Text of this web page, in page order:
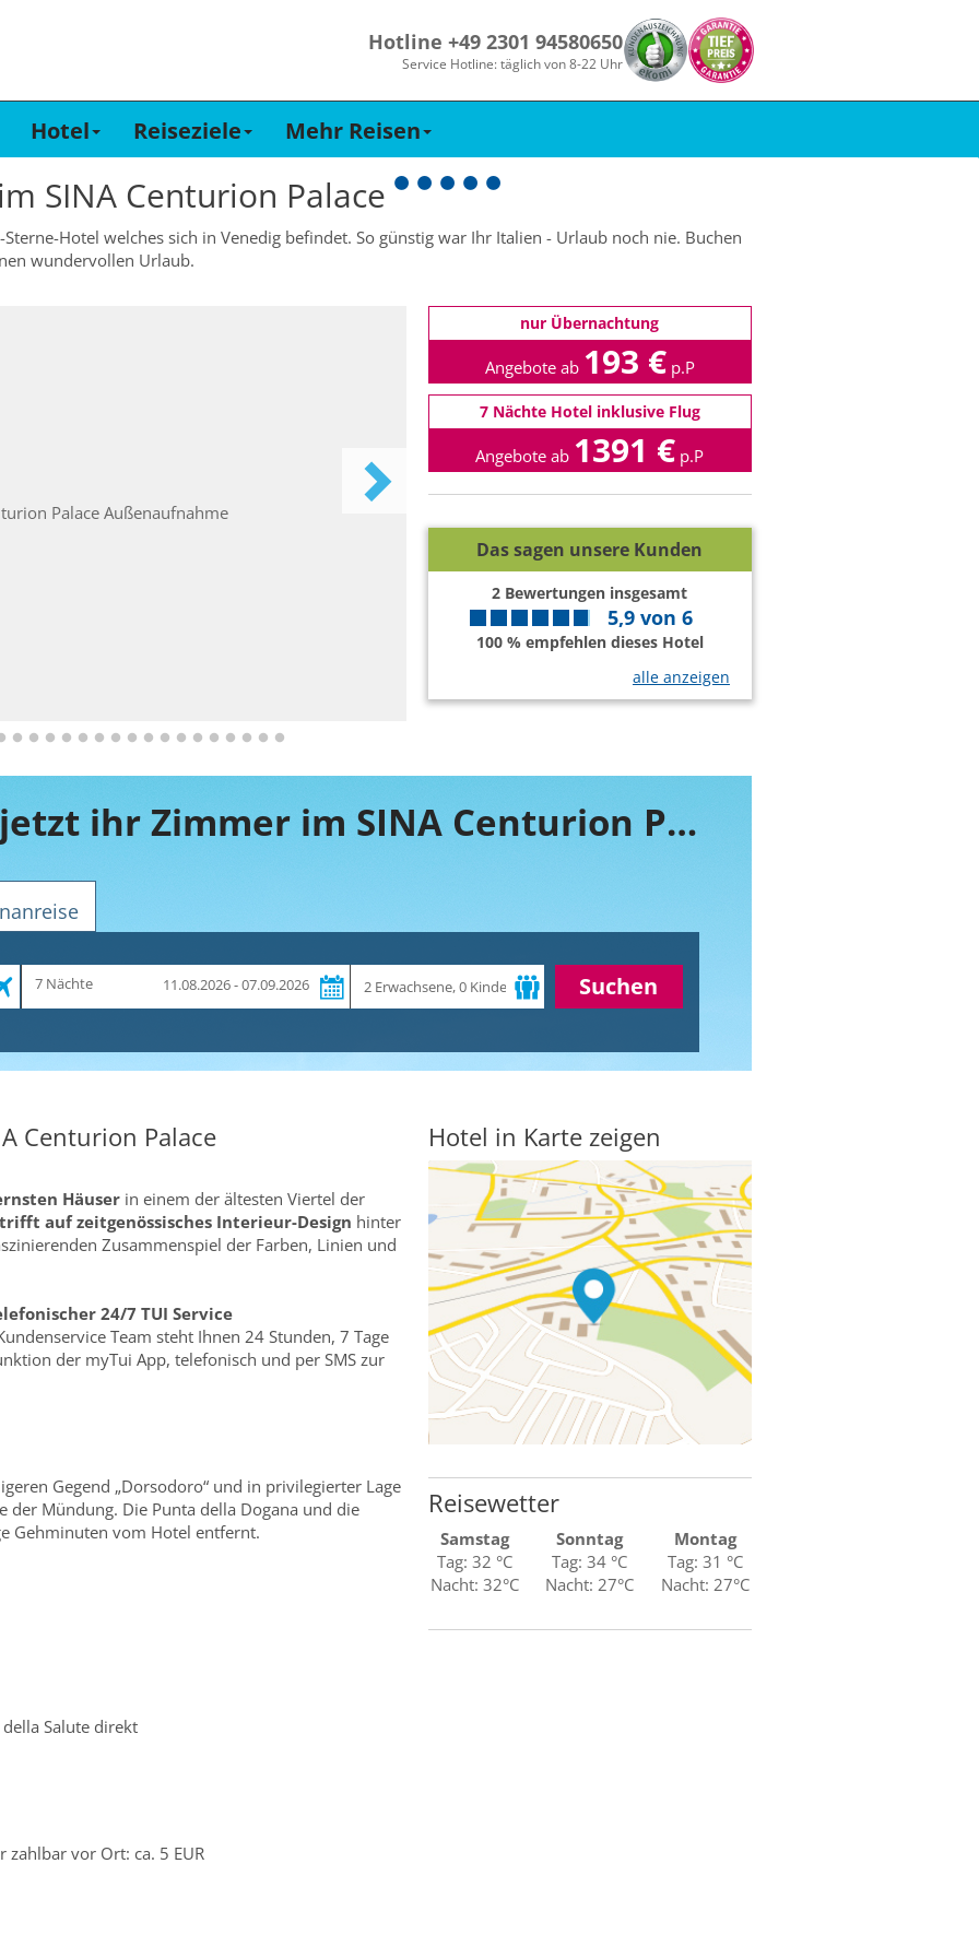
Hotline +49 2301 94580650
Service Hotline: täglich von 8-22 Uhr
Hotel Reiseziele Mehr Reisen
SINA Centurion Palace
Sterne-Hotel welches sich in Venedig befindet. So günstig war Ihr Italien - Urlaub noch nie. Buchen
wundervollen Urlaub.
nur Übernachtung
Angebote ab 193 € p.P
7 Nächte Hotel inklusive Flug
Angebote ab 1391 € p.P
Das sagen unsere Kunden
2 Bewertungen insgesamt
5,9von 6
100 % empfehlen dieses Hotel
alle anzeigen
Buchen Sie jetzt ihr Zimmer im SINA Centurion Palace
Zeitraum
7 Nächte 11.08.2026 - 07.09.2026 Suchen
Centurion Palace
Häuser in einem der ältesten Viertel der
auf zeitgenössisches Interieur-Design hinter
Zusammenspiel der Farben, Linien und
24/7 TUI Service
Team steht Ihnen 24 Stunden, 7 Tage
der myTui App, telefonisch und per SMS zur
Gegend „Dorsodoro“ und in privilegierter Lage
der Mündung. Die Punta della Dogana und die
Gehminuten vom Hotel entfernt.
Salute direkt
vor Ort: ca. 5 EUR
Hotel in Karte zeigen
Reisewetter
Samstag
Tag: 32 °C
Nacht: 32°C
Sonntag
Tag: 34 °C
Nacht: 27°C
Montag
Tag: 31 °C
Nacht: 27°C